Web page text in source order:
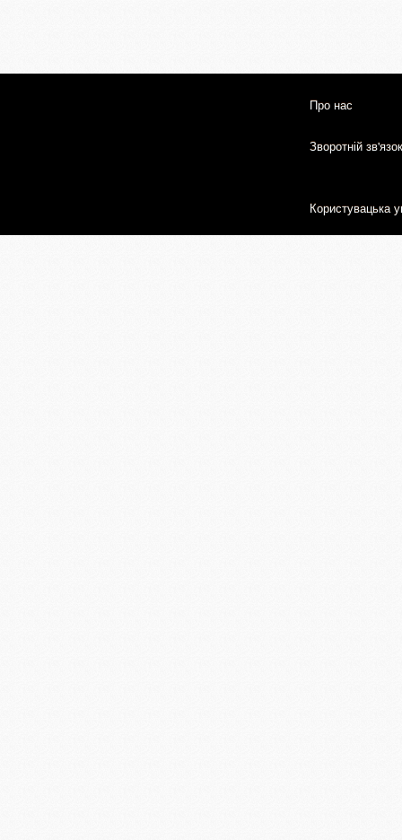
Про нас
Зворотній зв'язок
Користувацька